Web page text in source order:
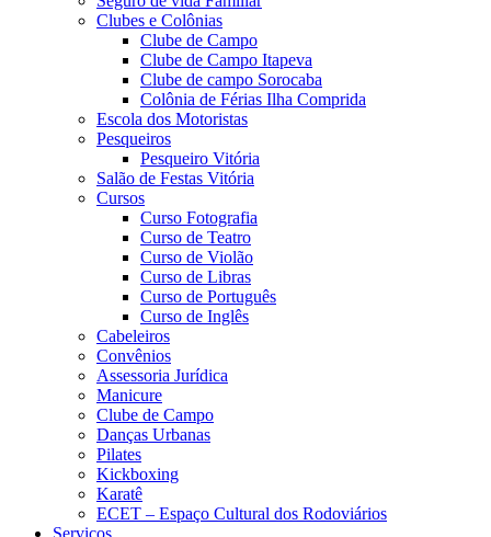
Clubes e Colônias
Clube de Campo
Clube de Campo Itapeva
Clube de campo Sorocaba
Colônia de Férias Ilha Comprida
Escola dos Motoristas
Pesqueiros
Pesqueiro Vitória
Salão de Festas Vitória
Cursos
Curso Fotografia
Curso de Teatro
Curso de Violão
Curso de Libras
Curso de Português
Curso de Inglês
Cabeleiros
Convênios
Assessoria Jurídica
Manicure
Clube de Campo
Danças Urbanas
Pilates
Kickboxing
Karatê
ECET – Espaço Cultural dos Rodoviários
Serviços